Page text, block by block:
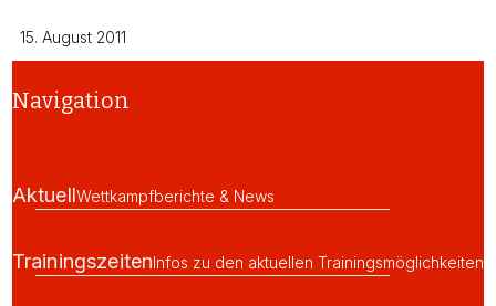
15. August 2011
Navigation
AktuellWettkampfberichte & News
TrainingszeitenInfos zu den aktuellen Trainingsmöglichkeiten